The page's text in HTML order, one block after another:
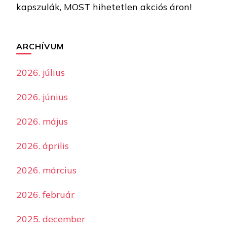
kapszulák, MOST hihetetlen akciós áron!
ARCHÍVUM
2026. július
2026. június
2026. május
2026. április
2026. március
2026. február
2025. december